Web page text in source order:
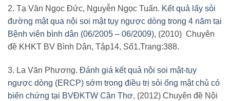
2. Tạ Văn Ngọc Đức, Nguyễn Ngọc Tuấn. Kết quả lấy sỏi
đường mật qua nội soi mật tụy ngược dòng trong 4 năm tại
Bệnh viện bình dân (06/2005 – 06/2009), (2010) Chuyên
đề KHKT BV Bình Dân, Tập14, Số1,Trang:388.
3. La Văn Phương. Đánh giá kết quả nội soi mật-tụy
ngược dòng (ERCP) sớm trong điều trị sỏi ống mật chủ có
biến chứng tại BVĐKTW Cần Thơ, (2012) Chuyên đề Nội